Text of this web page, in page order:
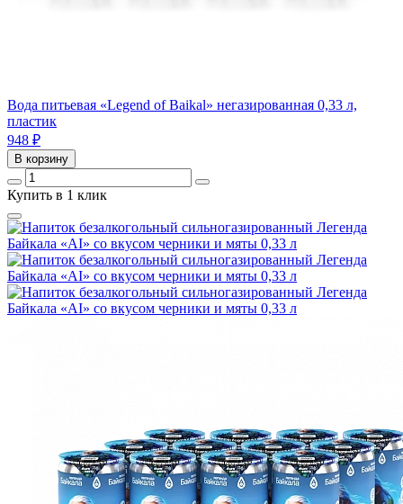
Вода питьевая «Legend of Baikal» негазированная 0,33 л,
пластик
948 ₽
В корзину
Купить в 1 клик